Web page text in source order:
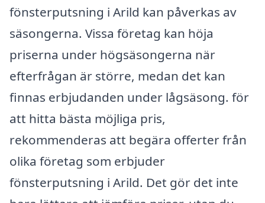
fönsterputsning i Arild kan påverkas av
säsongerna. Vissa företag kan höja
priserna under högsäsongerna när
efterfrågan är större, medan det kan
finnas erbjudanden under lågsäsong. för
att hitta bästa möjliga pris,
rekommenderas att begära offerter från
olika företag som erbjuder
fönsterputsning i Arild. Det gör det inte